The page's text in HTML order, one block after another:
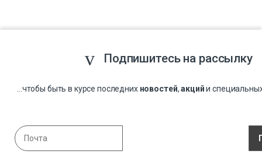
Подпишитесь на рассылку
...чтобы быть в курсе последних новостей,акцийи